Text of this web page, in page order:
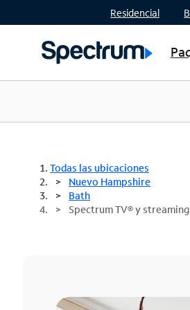
Residencial
Todas las ubicaciones
Nuevo Hampshire
Bath
Spectrum TV® y